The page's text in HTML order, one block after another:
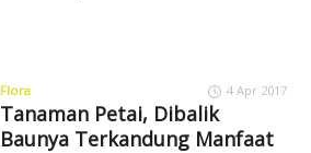
Flora 4 Apr 2017
Tanaman Petai, Dibalik
Baunya Terkandung Manfaat